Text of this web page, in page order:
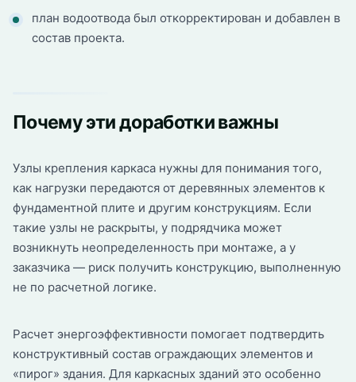
план водоотвода был откорректирован и добавлен в
состав проекта.
Почему эти доработки важны
Узлы крепления каркаса нужны для понимания того,
как нагрузки передаются от деревянных элементов к
фундаментной плите и другим конструкциям. Если
такие узлы не раскрыты, у подрядчика может
возникнуть неопределенность при монтаже, а у
заказчика — риск получить конструкцию, выполненную
не по расчетной логике.
Расчет энергоэффективности помогает подтвердить
конструктивный состав ограждающих элементов и
«пирог» здания. Для каркасных зданий это особенно